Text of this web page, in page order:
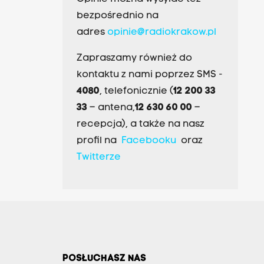
bezpośrednio na
adres opinie@radiokrakow.pl
Zapraszamy również do
kontaktu z nami poprzez SMS -
4080, telefonicznie (12 200 33
33– antena,12 630 60 00 –
recepcja), a także na nasz
profil na Facebookuoraz
Twitterze
POSŁUCHASZ NAS